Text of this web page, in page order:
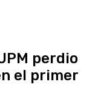
perdio
el primer